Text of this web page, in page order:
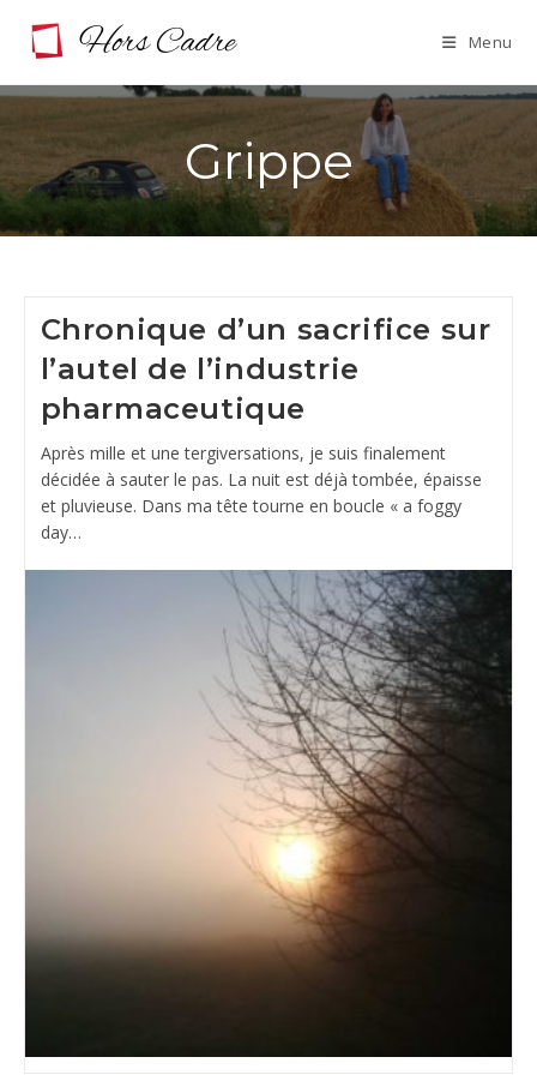
Menu
Grippe
Chronique d’un sacrifice sur
l’autel de l’industrie
pharmaceutique
Après mille et une tergiversations, je suis finalement
décidée à sauter le pas. La nuit est déjà tombée, épaisse
et pluvieuse. Dans ma tête tourne en boucle « a foggy
day…